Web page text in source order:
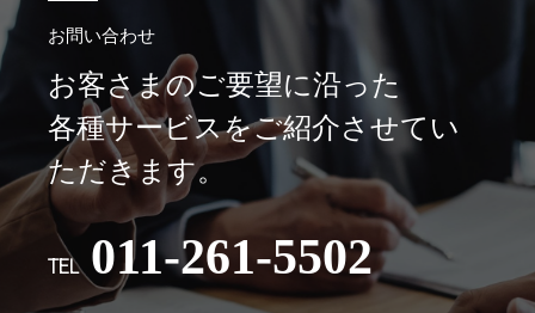
お問い合わせ
お客さまのご要望に沿った
各種サービスをご紹介させてい
ただきます。
TEL 011-261-5502